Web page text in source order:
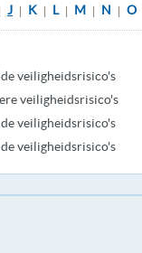
J K L M N O
veiligheidsrisico's
veiligheidsrisico's
veiligheidsrisico's
veiligheidsrisico's